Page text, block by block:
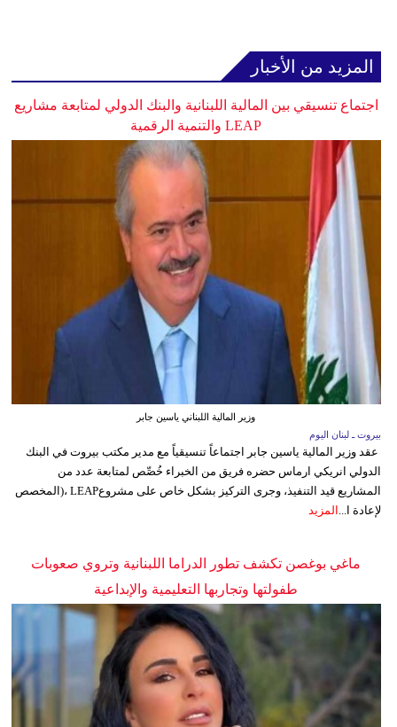
المزيد من الأخبار
اجتماع تنسيقي بين المالية اللبنانية والبنك الدولي لمتابعة مشاريع
LEAP والتنمية الرقمية
وزير المالية اللبناني ياسين جابر
بيروت ـ لبنان اليوم
عقد وزير المالية ياسين جابر اجتماعاً تنسيقياً مع مدير مكتب بيروت في البنك
الدولي انريكي ارماس حضره فريق من الخبراء خُصِّص لمتابعة عدد من
المشاريع قيد التنفيذ، وجرى التركيز بشكل خاص على مشروعLEAP ،(المخصص
لإعادة ا... المزيد
ماغي بوغصن تكشف تطور الدراما اللبنانية وتروي صعوبات
طفولتها وتجاربها التعليمية والإبداعية